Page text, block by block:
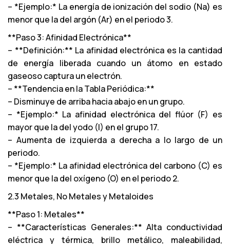
– *Ejemplo:* La energía de ionización del sodio (Na) es
menor que la del argón (Ar) en el periodo 3.
**Paso 3: Afinidad Electrónica**
– **Definición:** La afinidad electrónica es la cantidad
de energía liberada cuando un átomo en estado
gaseoso captura un electrón.
– **Tendencia en la Tabla Periódica:**
– Disminuye de arriba hacia abajo en un grupo.
– *Ejemplo:* La afinidad electrónica del flúor (F) es
mayor que la del yodo (I) en el grupo 17.
– Aumenta de izquierda a derecha a lo largo de un
periodo.
– *Ejemplo:* La afinidad electrónica del carbono (C) es
menor que la del oxígeno (O) en el periodo 2.
2.3 Metales, No Metales y Metaloides
**Paso 1: Metales**
– **Características Generales:** Alta conductividad
eléctrica y térmica, brillo metálico, maleabilidad,